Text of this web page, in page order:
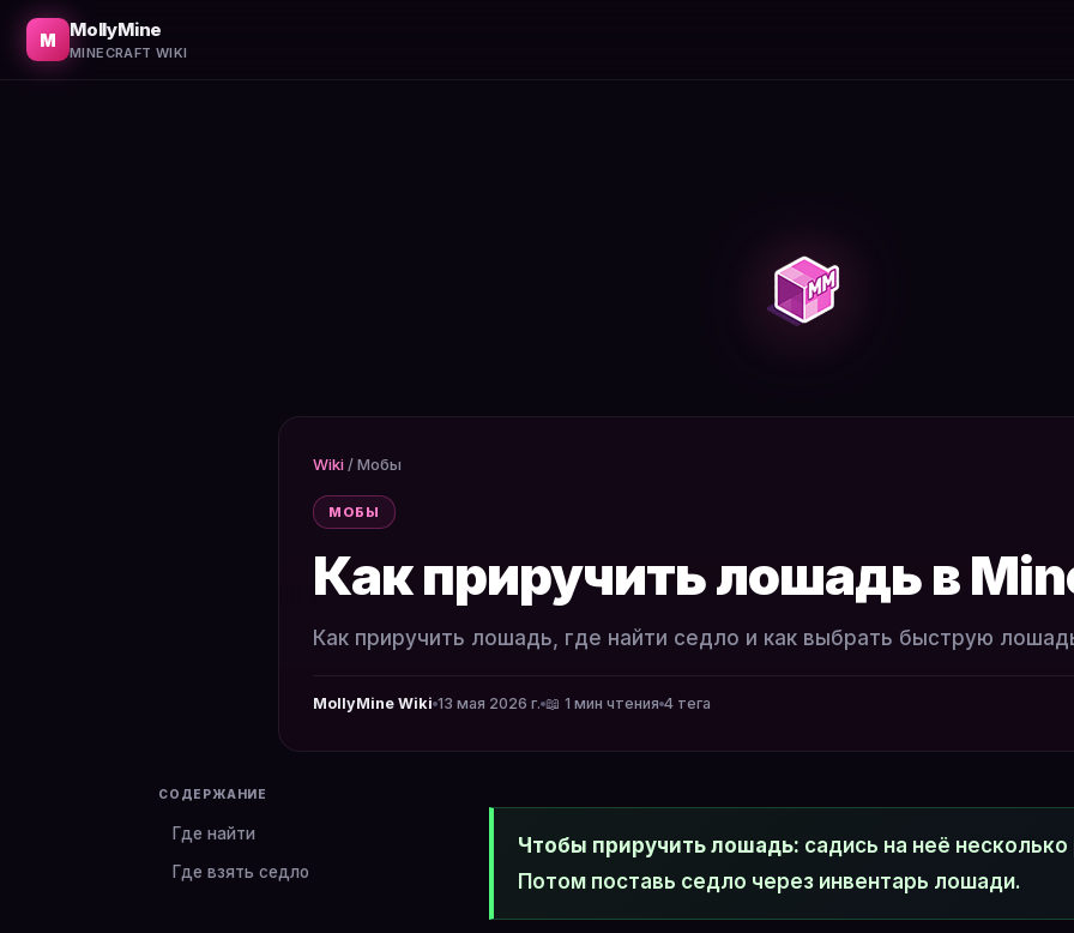
Как приручить лошадь, где найти седло и как выбрать быструю лошадь.
M MollyMine
MINECRAFT WIKI
Wiki /Мобы
МОБЫ
Как приручить лошадь в
Как приручить лошадь, где найти седло и как выбрать быструю
MollyMine Wiki 13 мая 2026 г. 📖 1 мин чтения 4 тега
СОДЕРЖАНИЕ
Где найти
Где взять седло
Чтобы приручить лошадь: садись на неё
Потом поставь седло через инвентарь лошади.